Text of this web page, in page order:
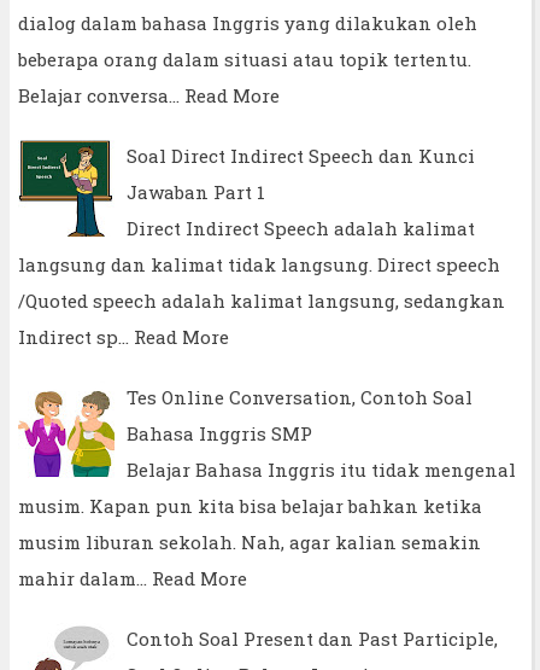
dialog dalam bahasa Inggris yang dilakukan oleh
beberapa orang dalam situasi atau topik tertentu.
Belajar conversa…
Read More
Soal Direct Indirect Speech dan Kunci
Jawaban Part 1
Direct Indirect Speech adalah kalimat
langsung dan kalimat tidak langsung. Direct speech
/Quoted speech adalah kalimat langsung, sedangkan
Indirect sp…
Read More
Tes Online Conversation, Contoh Soal
Bahasa Inggris SMP
Belajar Bahasa Inggris itu tidak mengenal
musim. Kapan pun kita bisa belajar bahkan ketika
musim liburan sekolah. Nah, agar kalian semakin
mahir dalam…
Read More
Contoh Soal Present dan Past Participle,